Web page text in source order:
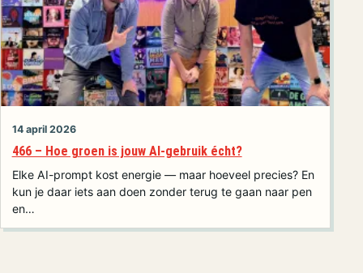
14 april 2026
466 – Hoe groen is jouw AI-gebruik écht?
Elke AI-prompt kost energie — maar hoeveel precies? En
kun je daar iets aan doen zonder terug te gaan naar pen
en…